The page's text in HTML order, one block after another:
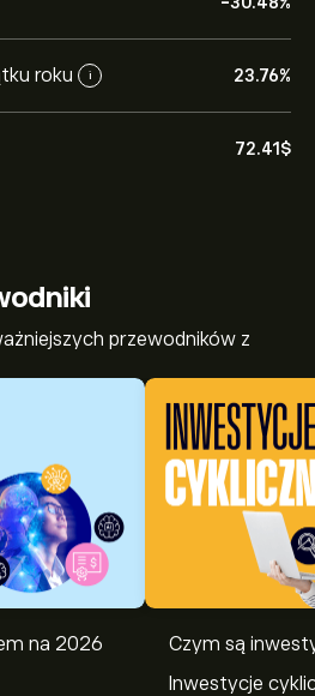
roku i 23.76%
72.41‎$‎
przewodników z
na 2026
Czym są
Inwestycje